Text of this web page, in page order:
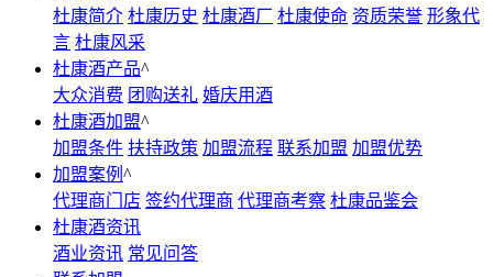
杜康简介 杜康历史 杜康酒厂 杜康使命 资质荣誉 形象代
言 杜康风采
杜康酒产品^
大众消费 团购送礼 婚庆用酒
杜康酒加盟^
加盟条件 扶持政策 加盟流程 联系加盟 加盟优势
加盟案例 ^
代理商门店 签约代理商 代理商考察 杜康品鉴会
杜康酒资讯
酒业资讯 常见问答